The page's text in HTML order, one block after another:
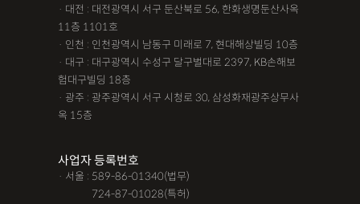
· 대전 : 대전광역시 서구 둔산북로 56, 한화생명둔산사옥
11층 1101호
· 인천 : 인천광역시 남동구 미래로 7, 현대해상빌딩 10층
· 대구 : 대구광역시 수성구 달구벌대로 2397, KB손해보
험대구빌딩 18층
· 광주 : 광주광역시 서구 시청로 30, 삼성화재광주상무사
옥 15층
사업자 등록번호
· 서울 : 589-86-01340(법무)
724-87-01028(특허)